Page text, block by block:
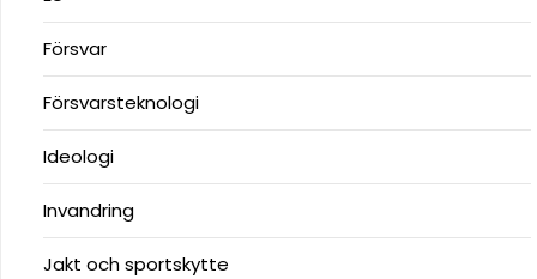
Försvar
Försvarsteknologi
Ideologi
Invandring
Jakt och sportskytte